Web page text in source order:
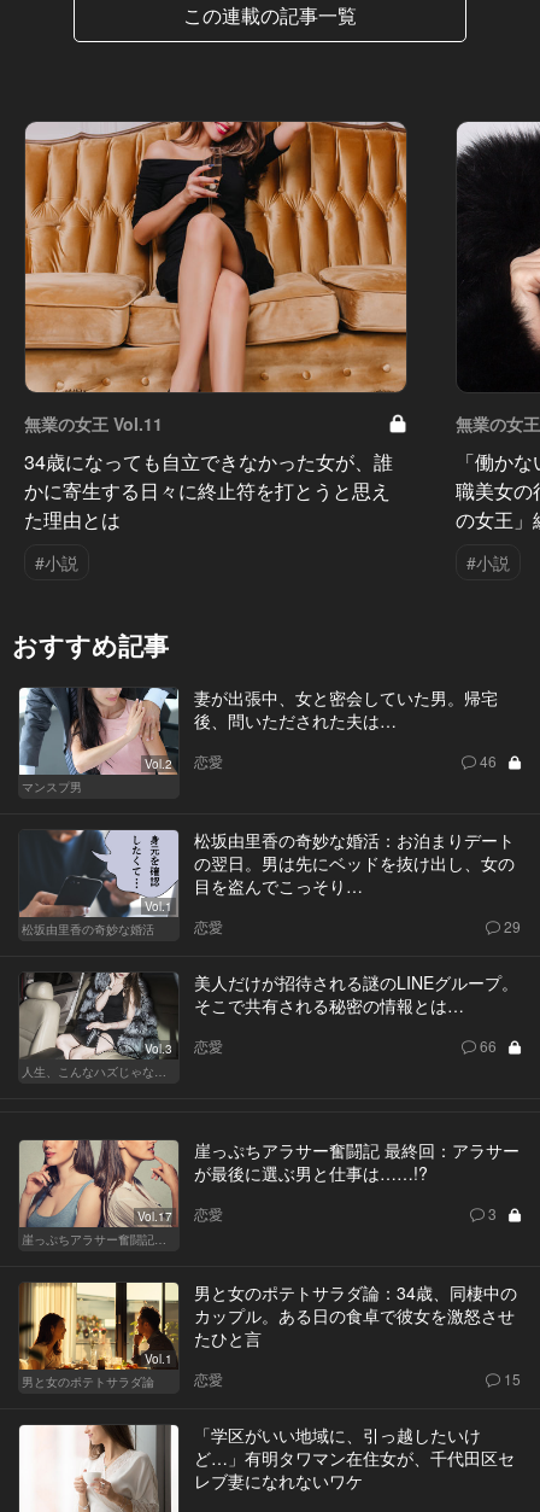
この連載の記事一覧
無業の女王 Vol.11
34歳になっても自立できなかった女が、誰
かに寄生する日々に終止符を打とうと思え
た理由とは
#小説
無業の女
「働か
職美女の
の女王」
#小説
おすすめ記事
Vol.2
マンスプ男
妻が出張中、女と密会していた男。帰宅
後、問いただされた夫は…
恋愛 46
Vol.1
松坂由里香の奇妙な婚活
松坂由里香の奇妙な婚活：お泊まりデート
の翌日。男は先にベッドを抜け出し、女の
目を盗んでこっそり…
恋愛 29
Vol.3
人生、こんなハズじゃなかった。～ハイスペの憂鬱～
美人だけが招待される謎のLINEグループ。
そこで共有される秘密の情報とは…
恋愛 66
Vol.17
崖っぷちアラサー奮闘記 written by 内埜さくら
崖っぷちアラサー奮闘記 最終回：アラサー
が最後に選ぶ男と仕事は……!?
恋愛 3
Vol.1
男と女のポテトサラダ論
男と女のポテトサラダ論：34歳、同棲中の
カップル。ある日の食卓で彼女を激怒させ
たひと言
恋愛 15
「学区がいい地域に、引っ越したいけ
ど…」有明タワマン在住女が、千代田区セ
レブ妻になれないワケ